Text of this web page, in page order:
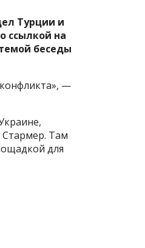
Турции и
ссылкой на
беседы
—
Стармер. Там
для